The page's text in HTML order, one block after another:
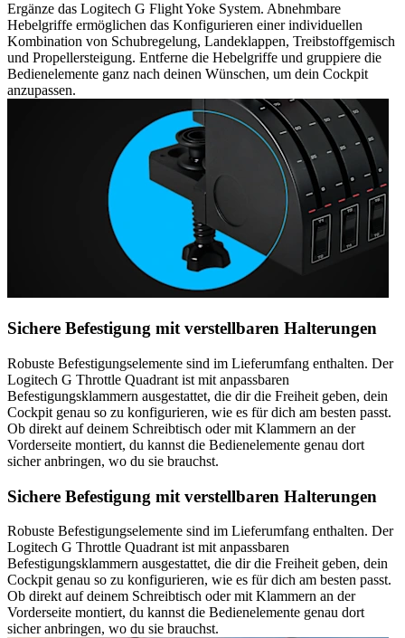
Ergänze das Logitech G Flight Yoke System. Abnehmbare
Hebelgriffe ermöglichen das Konfigurieren einer individuellen
Kombination von Schubregelung, Landeklappen, Treibstoffgemisch
und Propellersteigung. Entferne die Hebelgriffe und gruppiere die
Bedienelemente ganz nach deinen Wünschen, um dein Cockpit
anzupassen.
Sichere Befestigung mit verstellbaren Halterungen
Robuste Befestigungselemente sind im Lieferumfang enthalten. Der
Logitech G Throttle Quadrant ist mit anpassbaren
Befestigungsklammern ausgestattet, die dir die Freiheit geben, dein
Cockpit genau so zu konfigurieren, wie es für dich am besten passt.
Ob direkt auf deinem Schreibtisch oder mit Klammern an der
Vorderseite montiert, du kannst die Bedienelemente genau dort
sicher anbringen, wo du sie brauchst.
Sichere Befestigung mit verstellbaren Halterungen
Robuste Befestigungselemente sind im Lieferumfang enthalten. Der
Logitech G Throttle Quadrant ist mit anpassbaren
Befestigungsklammern ausgestattet, die dir die Freiheit geben, dein
Cockpit genau so zu konfigurieren, wie es für dich am besten passt.
Ob direkt auf deinem Schreibtisch oder mit Klammern an der
Vorderseite montiert, du kannst die Bedienelemente genau dort
sicher anbringen, wo du sie brauchst.